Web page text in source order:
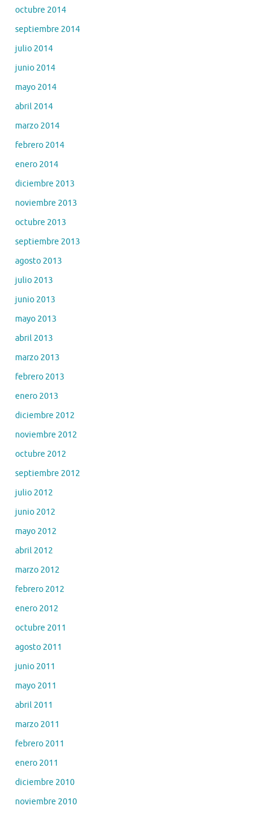
octubre 2014
septiembre 2014
julio 2014
junio 2014
mayo 2014
abril 2014
marzo 2014
febrero 2014
enero 2014
diciembre 2013
noviembre 2013
octubre 2013
septiembre 2013
agosto 2013
julio 2013
junio 2013
mayo 2013
abril 2013
marzo 2013
febrero 2013
enero 2013
diciembre 2012
noviembre 2012
octubre 2012
septiembre 2012
julio 2012
junio 2012
mayo 2012
abril 2012
marzo 2012
febrero 2012
enero 2012
octubre 2011
agosto 2011
junio 2011
mayo 2011
abril 2011
marzo 2011
febrero 2011
enero 2011
diciembre 2010
noviembre 2010